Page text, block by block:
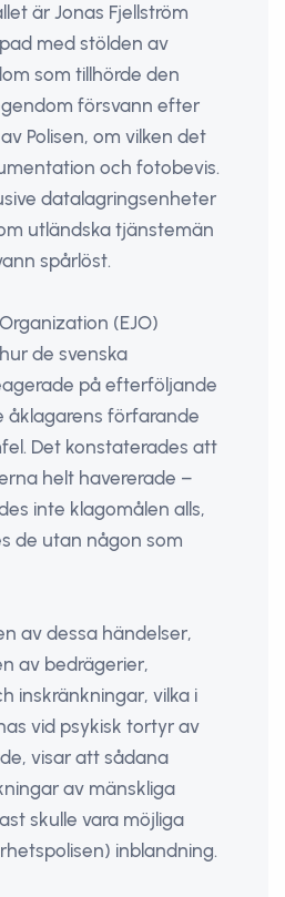
är Jonas Fjellström
med stölden av
som tillhörde den
försvann efter
Polisen, om vilken det
och fotobevis.
datalagringsenheter
utländska tjänstemän
spårlöst.
(EJO)
de svenska
på efterföljande
åklagarens förfarande
Det konstaterades att
helt havererade –
inte klagomålen alls,
de utan någon som
av dessa händelser,
av bedrägerier,
inskränkningar, vilka i
vid psykisk tortyr av
visar att sådana
av mänskliga
skulle vara möjliga
inblandning.